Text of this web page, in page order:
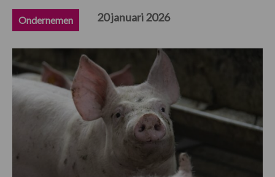
Ondernemen 20 januari 2026